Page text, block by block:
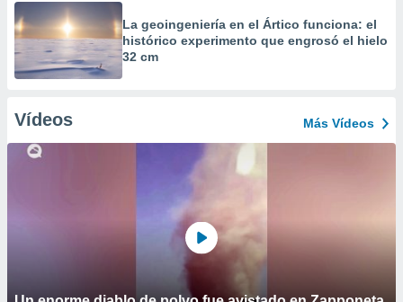
La geoingeniería en el Ártico funciona: el
histórico experimento que engrosó el hielo
32 cm
Vídeos Más Vídeos